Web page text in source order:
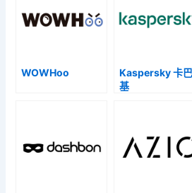
WOWHoo
Kaspersky 卡
基